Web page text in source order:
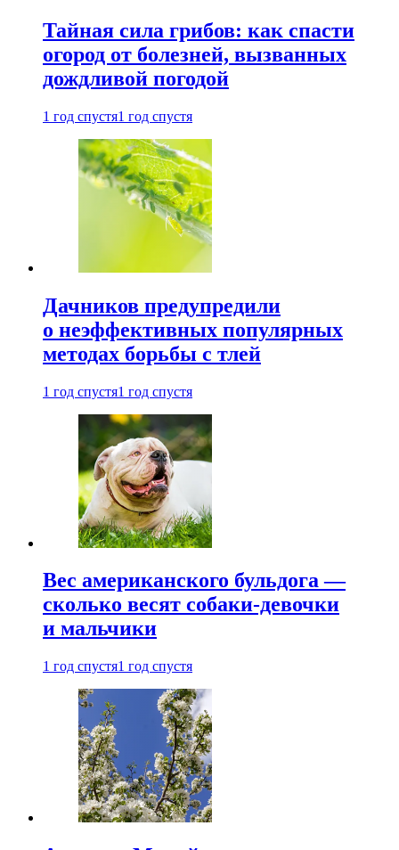
Тайная сила грибов: как спасти
огород от болезней, вызванных
дождливой погодой
1 год спустя1 год спустя
Дачников предупредили
о неэффективных популярных
методах борьбы с тлей
1 год спустя1 год спустя
Вес американского бульдога —
сколько весят собаки-девочки
и мальчики
1 год спустя1 год спустя